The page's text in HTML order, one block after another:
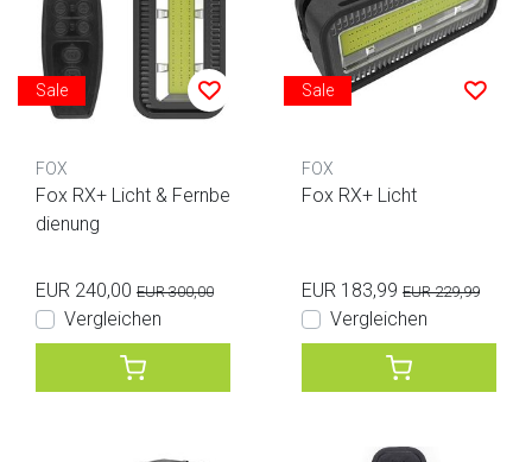
Sale
FOX
Fox RX+ Licht & Fernbe
dienung
EUR 240,00 EUR 300,00
Vergleichen
Sale
FOX
Fox RX+ Licht
EUR 183,99 EUR 229,99
Vergleichen